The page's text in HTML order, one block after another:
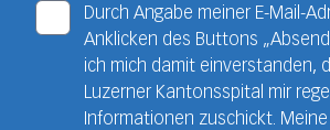
Durch Angabe meiner E-Mail-
Anklicken des Buttons
ich mich damit einverstanden,
Luzerner Kantonsspital mir
Informationen zuschickt. Meine